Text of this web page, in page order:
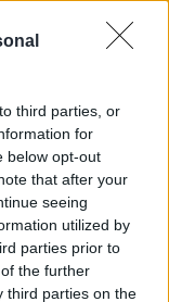
third parties, or
for
below opt-out
that after your
seeing
utilized by
parties prior to
the further
third parties on the
καλλιτεχνικό
γράφοντας
αυτού του
τα
ή
αυτή
μέσα
ποίησης,
και